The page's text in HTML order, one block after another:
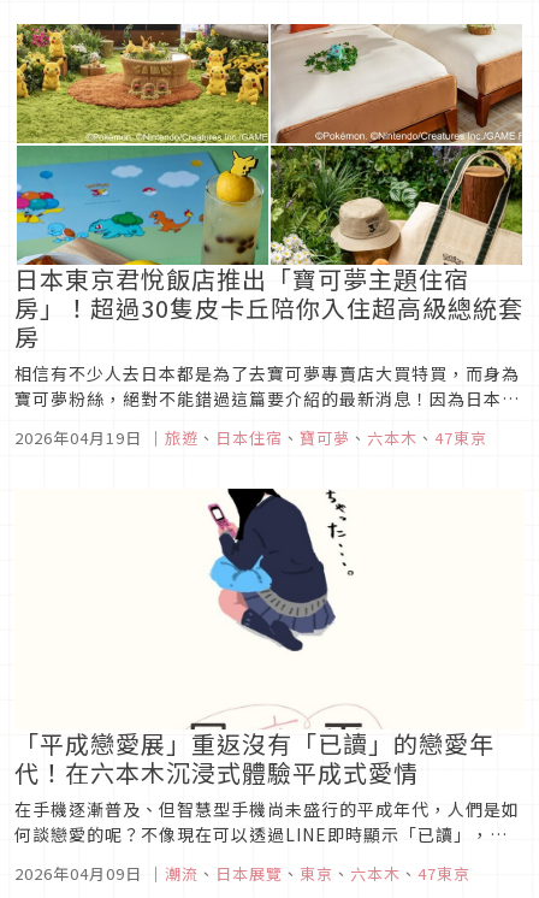
日本東京君悅飯店推出「寶可夢主題住宿
房」！超過30隻皮卡丘陪你入住超高級總統套
房
相信有不少人去日本都是為了去寶可夢專賣店大買特買，而身為
寶可夢粉絲，絕對不能錯過這篇要介紹的最新消息！因為日本東
京的君悅飯店即將在夏季推出期間限定的「寶可夢30週年合作大
冒險」住宿計畫，推出2種房型，讓你沉浸在滿滿寶可夢的世界
2026年04月19日 ｜ 旅遊 、 日本住宿 、 寶可夢 、 六本木 、 47東京
「平成戀愛展」重返沒有「已讀」的戀愛年
代！在六本木沉浸式體驗平成式愛情
在手機逐漸普及、但智慧型手機尚未盛行的平成年代，人們是如
何談戀愛的呢？不像現在可以透過LINE即時顯示「已讀」，當
訊，那份等待與期待，也成了戀愛中最令人心動的瞬間。六本木
2026年04月09日 ｜ 潮流 、 日本展覽 、 東京 、 六本木 、 47東京